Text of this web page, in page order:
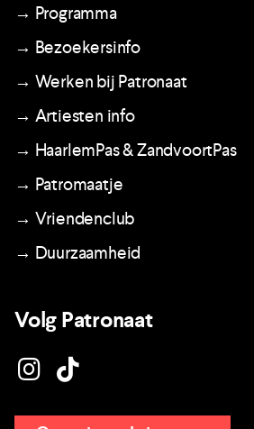
→ Programma
→ Bezoekersinfo
→ Werken bij Patronaat
→ Artiesten info
→ HaarlemPas & ZandvoortPas
→ Patromaatje
→ Vriendenclub
→ Duurzaamheid
Volg Patronaat